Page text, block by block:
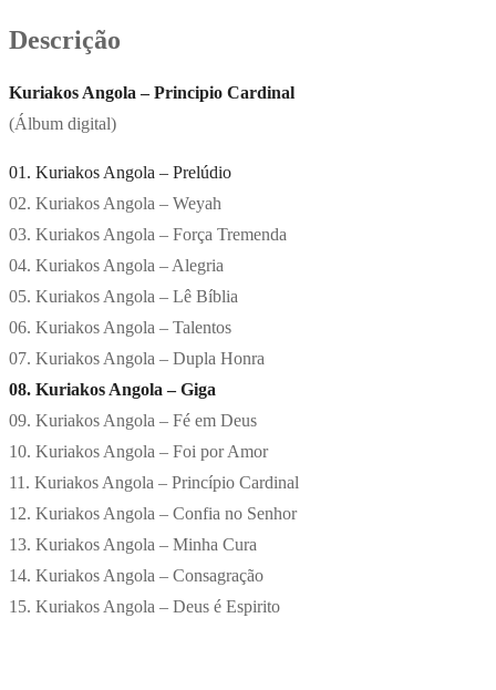
Descrição
Kuriakos Angola – Principio Cardinal
(Álbum digital)
01. Kuriakos Angola – Prelúdio
02. Kuriakos Angola – Weyah
03. Kuriakos Angola – Força Tremenda
04. Kuriakos Angola – Alegria
05. Kuriakos Angola – Lê Bíblia
06. Kuriakos Angola – Talentos
07. Kuriakos Angola – Dupla Honra
08. Kuriakos Angola – Giga
09. Kuriakos Angola – Fé em Deus
10. Kuriakos Angola – Foi por Amor
11. Kuriakos Angola – Princípio Cardinal
12. Kuriakos Angola – Confia no Senhor
13. Kuriakos Angola – Minha Cura
14. Kuriakos Angola – Consagração
15. Kuriakos Angola – Deus é Espirito